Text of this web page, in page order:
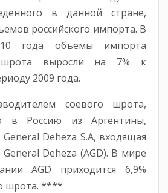
в данной стране,
российского импорта. В
года объемы импорта
шрота выросли на 7% к
2009 года.
соевого шрота,
в Россию из Аргентины,
General Deheza S.A, входящая
General Deheza (AGD). В мире
AGD приходится 6,9%
шрота. ****